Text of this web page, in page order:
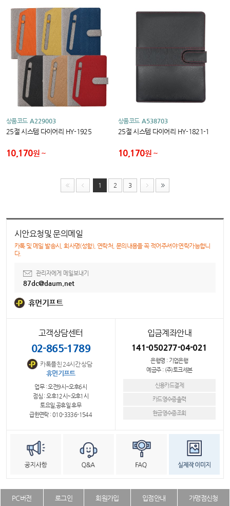
상품코드 A229003
25절 시스템 다이어리 HY-1925
10,170원
상품코드 A538703
25절 시스템 다이어리 HY-1821-1
10,170원
1 2 3
시안요청및 문의메일
카톡 및 메일 발송시, 회사명(성함), 연락처, 문의내용을 꼭 적어주셔야 연락가능합니
다.
관리자에게 메일보내기
87dc@daum.net
휴먼기프트
고객상담센터
02-865-1789
카톡플친 24시간 상담
휴먼기프트
업무 : 오전9시~오후6시
점심 : 오후12시~오후1시
토요일,공휴일 휴무
급한연락 : 010-3336-1544
입금계좌안내
141-050277-04-021
은행명 : 기업은행
예금주 : (주)토크세븐
신용카드결제
카드영수증출력
현금영수증조회
PC버전 로그인 회원가입 입점안내 가맹점신청